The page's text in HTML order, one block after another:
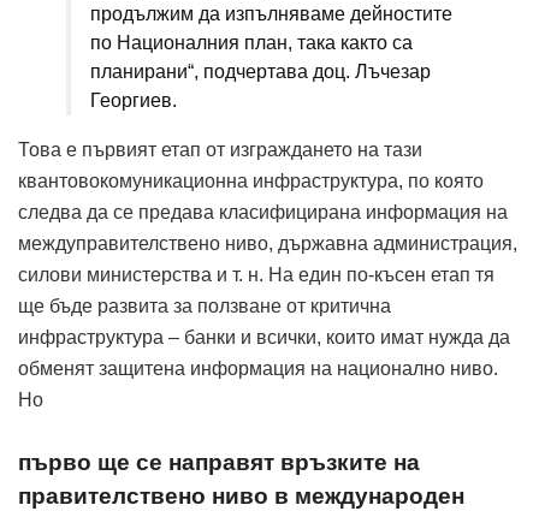
продължим да изпълняваме дейностите
по Националния план, така както са
планирани“, подчертава доц. Лъчезар
Георгиев.
Това е първият етап от изграждането на тази
квантовокомуникационна инфраструктура, по която
следва да се предава класифицирана информация на
междуправителствено ниво, държавна администрация,
силови министерства и т. н. На един по-късен етап тя
ще бъде развита за ползване от критична
инфраструктура – банки и всички, които имат нужда да
обменят защитена информация на национално ниво.
Но
първо ще се направят връзките на
правителствено ниво в международен